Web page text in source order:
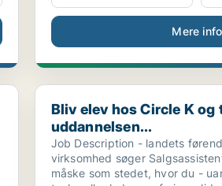
Mere info
Bliv elev hos Circle K og tag
Bliv elev hos Circle K og
uddannelsen...
Job Description - landets
virksomhed søger
måske som stedet, hvor du -